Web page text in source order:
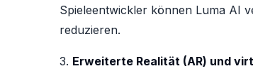
Spieleentwickler können Luma AI
reduzieren.
3. Erweiterte Realität (AR) und